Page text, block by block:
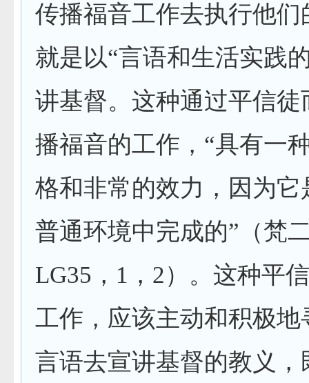
传播福音工作去执行他们
就是以“言语和生活实践
讲基督。这种通过平信徒
播福音的工作，“具有一
格和非常的效力，因为它
普通环境中完成的”（梵
LG35 ， 1 ， 2）。这种平
工作，应该主动和积极地
言语去宣讲基督的教义，